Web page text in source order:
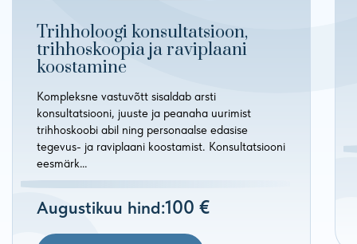
Trihholoogi konsultatsioon,
trihhoskoopia ja raviplaani
koostamine
Kompleksne vastuvõtt sisaldab arsti
konsultatsiooni, juuste ja peanaha uurimist
trihhoskoobi abil ning personaalse edasise
tegevus- ja raviplaani koostamist. Konsultatsiooni
eesmärk…
Augustikuu hind:100 €